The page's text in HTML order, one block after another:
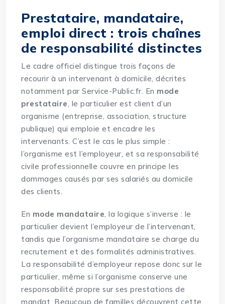
Prestataire, mandataire,
emploi direct : trois chaînes
de responsabilité distinctes
Le cadre officiel distingue trois façons de
recourir à un intervenant à domicile, décrites
notamment par Service-Public.fr. En mode
prestataire, le particulier est client d’un
organisme (entreprise, association, structure
publique) qui emploie et encadre les
intervenants. C’est le cas le plus simple :
l’organisme est l’employeur, et sa responsabilité
civile professionnelle couvre en principe les
dommages causés par ses salariés au domicile
des clients.
En mode mandataire, la logique s’inverse : le
particulier devient l’employeur de l’intervenant,
tandis que l’organisme mandataire se charge du
recrutement et des formalités administratives.
La responsabilité d’employeur repose donc sur le
particulier, même si l’organisme conserve une
responsabilité propre sur ses prestations de
mandat. Beaucoup de familles découvrent cette